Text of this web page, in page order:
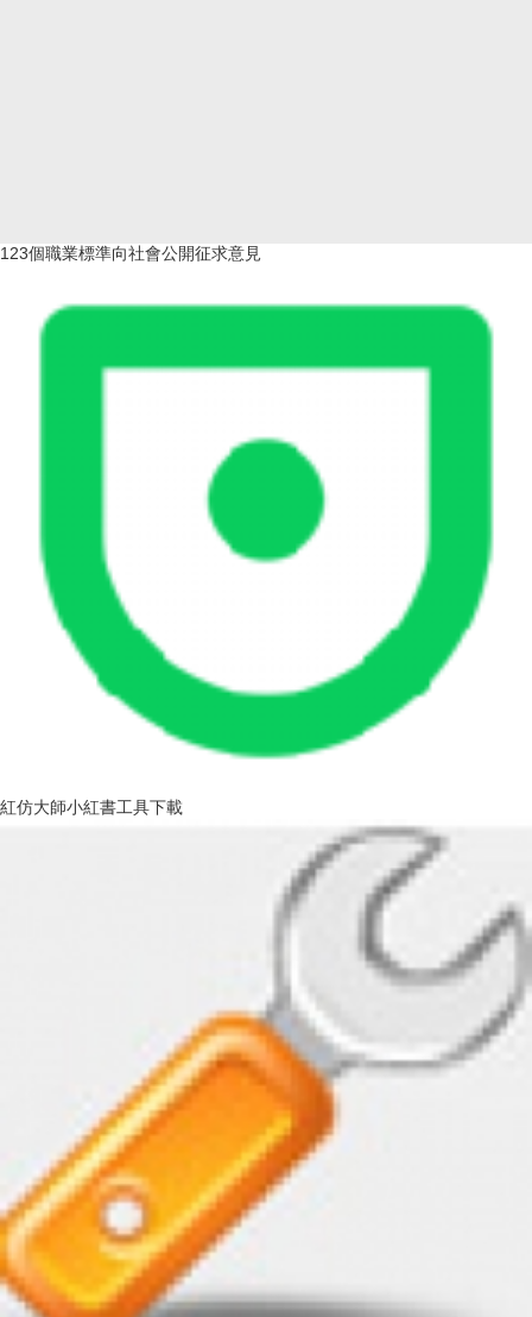
123個職業標準向社會公開征求意見
紅仿大師小紅書工具下載